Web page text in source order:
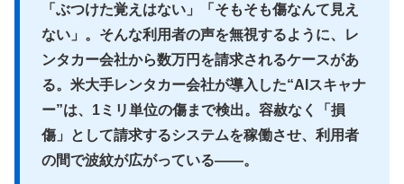
「ぶつけた覚えはない」「そもそも傷なんて見え
ない」。そんな利用者の声を無視するように、レ
ンタカー会社から数万円を請求されるケースがあ
る。米大手レンタカー会社が導入した“AIスキャナ
ー”は、1ミリ単位の傷まで検出。容赦なく「損
傷」として請求するシステムを稼働させ、利用者
の間で波紋が広がっている――。